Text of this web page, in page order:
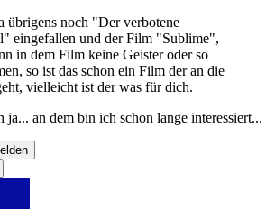
übrigens noch "Der verbotene
eingefallen und der Film "Sublime",
in dem Film keine Geister oder so
so ist das schon ein Film der an die
vielleicht ist der was für dich.
ja... an dem bin ich schon lange interessiert...